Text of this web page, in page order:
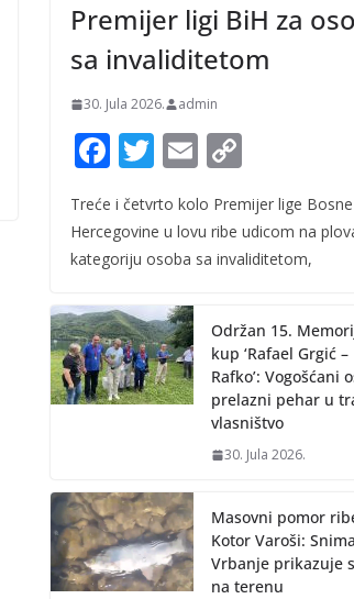
Premijer ligi BiH za
sa invaliditetom
30. Jula 2026. admin
F
ac
e
b
o
k
T
w
itt
er
E
ai
l
p
y
n
k
Treće i četvrto kolo Premijer lige
Hercegovine u lovu ribe udicom na
kategoriju osoba sa invaliditetom,
Održan 15.
kup ‘Rafael Grgić –
Rafko’: Vogošćani
prelazni pehar u
vlasništvo
30. Jula 2026.
Masovni pomor
Kotor Varoši:
Vrbanje prikazuje
na terenu